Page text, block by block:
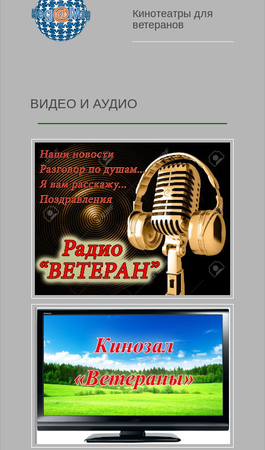
Кинотеатры для
ветеранов
ВИДЕО И АУДИО